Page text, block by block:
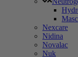
Nexcare
Nidina
Novalac
Nuk